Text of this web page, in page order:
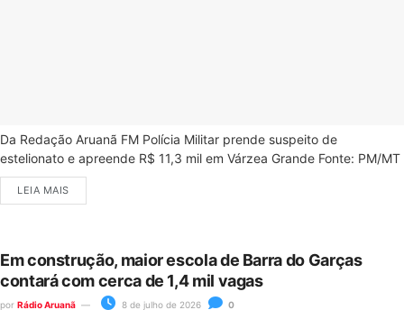
Da Redação Aruanã FM Polícia Militar prende suspeito de
estelionato e apreende R$ 11,3 mil em Várzea Grande Fonte: PM/MT
LEIA MAIS
Em construção, maior escola de Barra do Garças
contará com cerca de 1,4 mil vagas
por Rádio Aruanã 8 de julho de 2026 0